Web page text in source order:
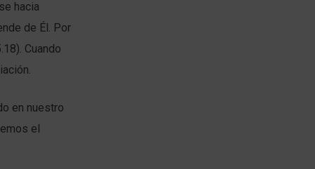
hacia
de Él. Por
Cuando
en nuestro
el